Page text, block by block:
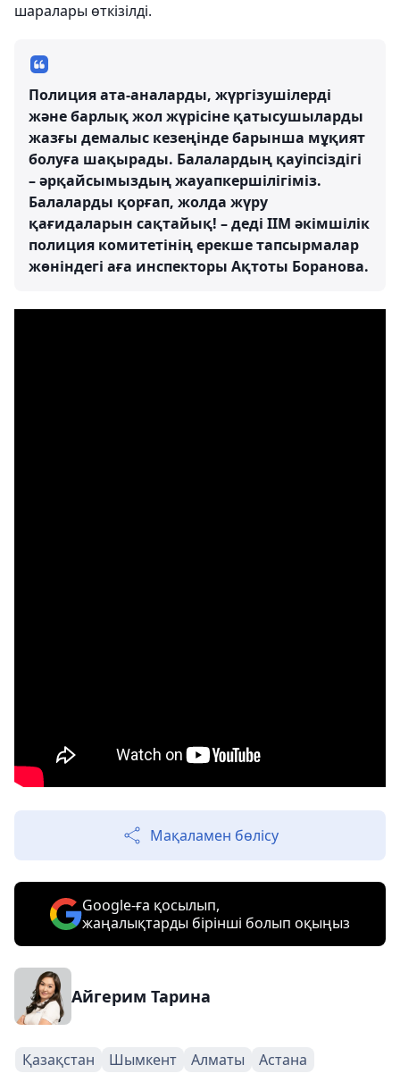
шаралары өткізілді.
Полиция ата-аналарды, жүргізушілерді
және барлық жол жүрісіне қатысушыларды
жазғы демалыс кезеңінде барынша мұқият
болуға шақырады. Балалардың қауіпсіздігі
– әрқайсымыздың жауапкершілігіміз.
Балаларды қорғап, жолда жүру
қағидаларын сақтайық! – деді ІІМ әкімшілік
полиция комитетінің ерекше тапсырмалар
жөніндегі аға инспекторы Ақтоты Боранова.
Мақаламен бөлісу
Google-ға қосылып,
жаңалықтарды бірінші болып оқыңыз
Айгерим Тарина
Қазақстан Шымкент Алматы Астана